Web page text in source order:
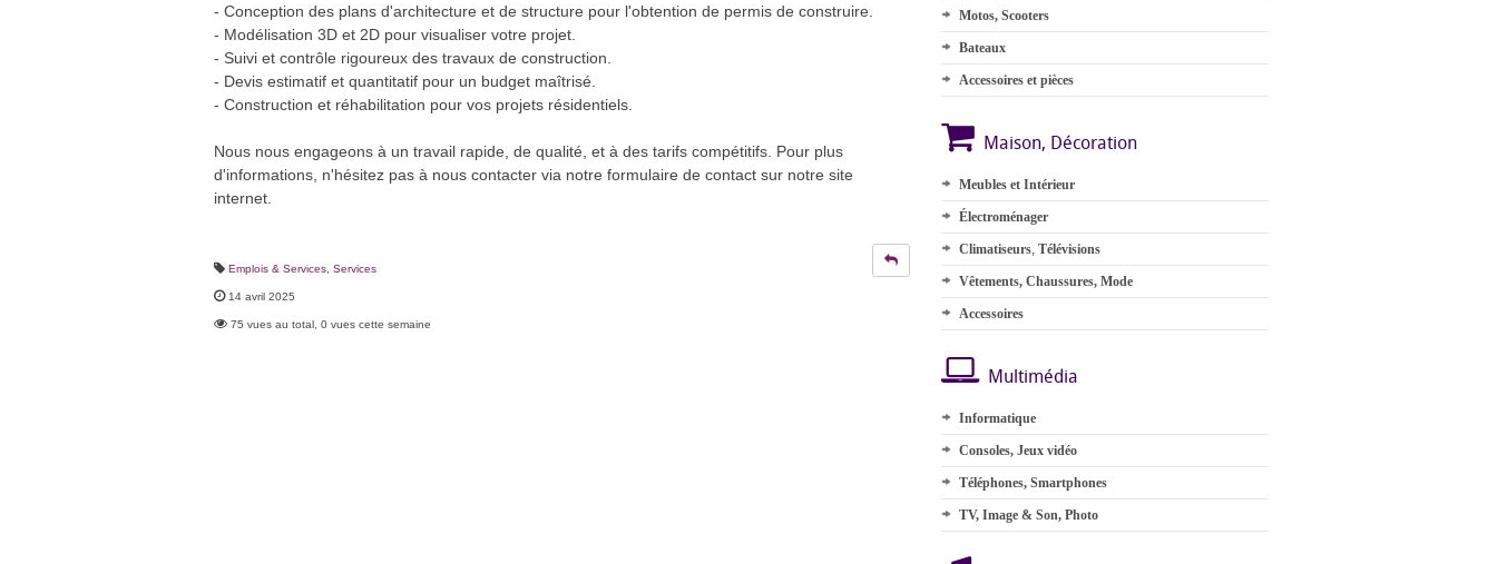
- Conception des plans d'architecture et de structure pour l'obtention de permis de construire.
- Modélisation 3D et 2D pour visualiser votre projet.
- Suivi et contrôle rigoureux des travaux de construction.
- Devis estimatif et quantitatif pour un budget maîtrisé.
- Construction et réhabilitation pour vos projets résidentiels.
Nous nous engageons à un travail rapide, de qualité, et à des tarifs compétitifs. Pour plus
d'informations, n'hésitez pas à nous contacter via notre formulaire de contact sur notre site
internet.
Emplois & Services Services
14 avril 2025
75 vues au total, 0 vues cette semaine
Motos, Scooters
Bateaux
Accessoires et pièces
Maison, Décoration
Meubles et Intérieur
Électroménager
Climatiseurs, Télévisions
Vêtements, Chaussures, Mode
Accessoires
Multimédia
Informatique
Consoles, Jeux vidéo
Téléphones, Smartphones
TV, Image & Son, Photo